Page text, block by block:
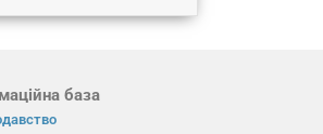
база